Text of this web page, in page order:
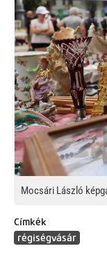
Mocsári László
Címkék
régiségvásár